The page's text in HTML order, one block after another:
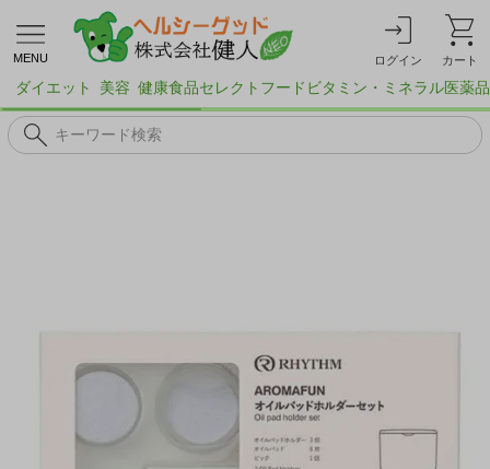
MENU ログイン カート
ダイエット 美容 健康食品セレクトフード ビタミン・ミネラル医薬品